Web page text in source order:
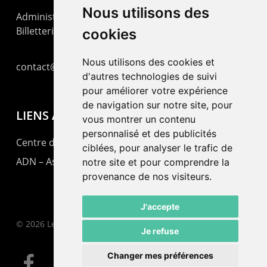
Nous utilisons des
cookies
Nous utilisons des cookies et
d'autres technologies de suivi
pour améliorer votre expérience
de navigation sur notre site, pour
vous montrer un contenu
personnalisé et des publicités
ciblées, pour analyser le trafic de
notre site et pour comprendre la
provenance de nos visiteurs.
J'accepte
Je refuse
Changer mes préférences
Administration : +41 32 725 03 03
Billetterie : +41 32 725 05 05
contact@lepommier.ch
LIENS AMIS
Centre de culture ABC
ADN – Association Danse Neuchâtel
© 2026 Le Pommier.
facebook email